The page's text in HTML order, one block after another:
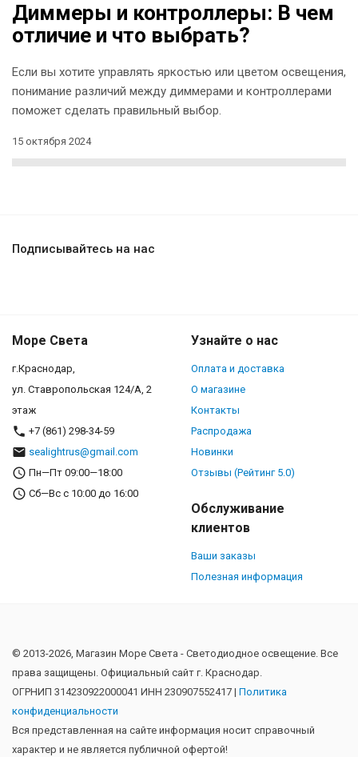
Диммеры и контроллеры: В чем
отличие и что выбрать?
Если вы хотите управлять яркостью или цветом освещения,
понимание различий между диммерами и контроллерами
поможет сделать правильный выбор.
15 октября 2024
Подписывайтесь на нас
Море Света
г.Краснодар,
ул. Ставропольская 124/А, 2
этаж
+7 (861) 298-34-59
sealightrus@gmail.com
Пн—Пт 09:00—18:00
Сб—Вс с 10:00 до 16:00
Узнайте о нас
Оплата и доставка
О магазине
Контакты
Распродажа
Новинки
Отзывы (Рейтинг 5.0)
Обслуживание
клиентов
Ваши заказы
Полезная информация
© 2013-2026, Магазин Море Света - Cветодиодное освещение. Все
права защищены. Официальный сайт г. Краснодар.
ОГРНИП 314230922000041 ИНН 230907552417 | Политика
конфиденциальности
Вся представленная на сайте информация носит справочный
характер и не является публичной офертой!